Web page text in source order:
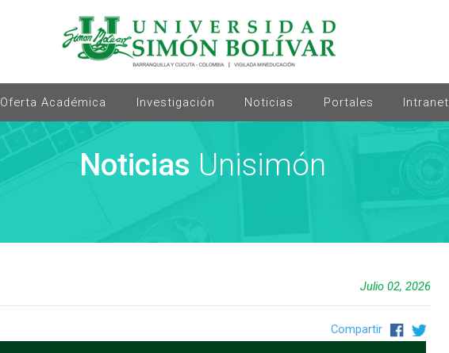
Oferta Académica Investigación Noticias Portales Intranet
Noticias Unisimón
Julio 02, 2026
Compartir